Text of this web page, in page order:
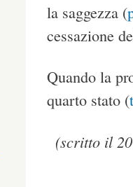
la saggezza (
cessazione
Quando la
quarto stato (
(scritto il